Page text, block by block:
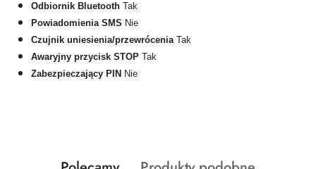
Odbiornik Bluetooth Tak
Powiadomienia SMS Nie
Czujnik uniesienia/przewrócenia Tak
Awaryjny przycisk STOP Tak
Zabezpieczający PIN Nie